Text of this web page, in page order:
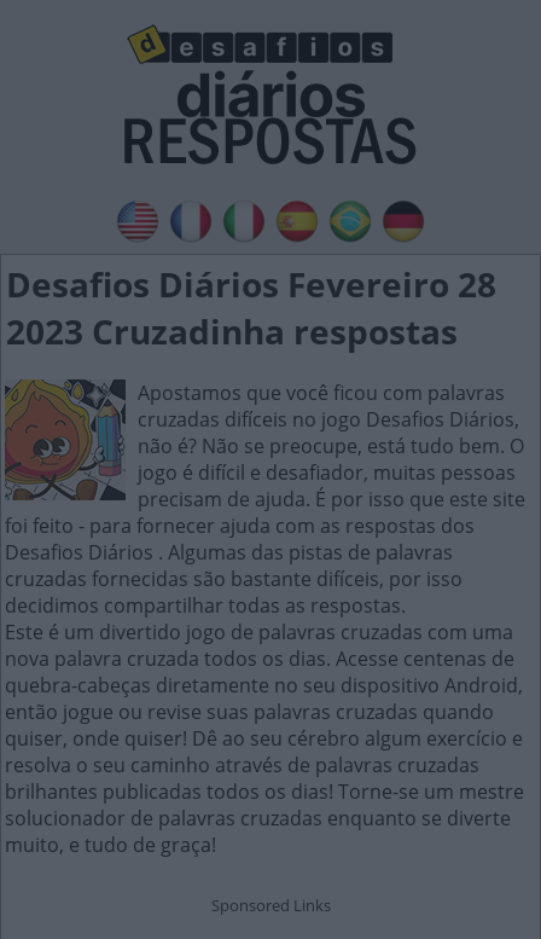
Desafios Diários Fevereiro 28
2023 Cruzadinha respostas
Apostamos que você ficou com palavras
cruzadas difíceis no jogo Desafios Diários,
não é? Não se preocupe, está tudo bem. O
jogo é difícil e desafiador, muitas pessoas
precisam de ajuda. É por isso que este site
foi feito - para fornecer ajuda com as respostas dos
Desafios Diários . Algumas das pistas de palavras
cruzadas fornecidas são bastante difíceis, por isso
decidimos compartilhar todas as respostas.
Este é um divertido jogo de palavras cruzadas com uma
nova palavra cruzada todos os dias. Acesse centenas de
quebra-cabeças diretamente no seu dispositivo Android,
então jogue ou revise suas palavras cruzadas quando
quiser, onde quiser! Dê ao seu cérebro algum exercício e
resolva o seu caminho através de palavras cruzadas
brilhantes publicadas todos os dias! Torne-se um mestre
solucionador de palavras cruzadas enquanto se diverte
muito, e tudo de graça!